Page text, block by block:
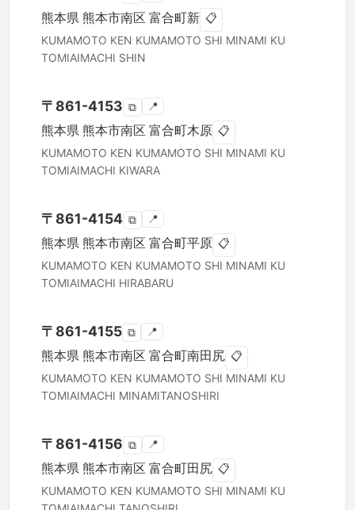
熊本県 熊本市南区 富合町新 📋
KUMAMOTO KEN KUMAMOTO SHI MINAMI KU
TOMIAIMACHI SHIN
〒 861-4153 ⧉ 📍
熊本県 熊本市南区 富合町木原 📋
KUMAMOTO KEN KUMAMOTO SHI MINAMI KU
TOMIAIMACHI KIWARA
〒 861-4154 ⧉ 📍
熊本県 熊本市南区 富合町平原 📋
KUMAMOTO KEN KUMAMOTO SHI MINAMI KU
TOMIAIMACHI HIRABARU
〒 861-4155 ⧉ 📍
熊本県 熊本市南区 富合町南田尻 📋
KUMAMOTO KEN KUMAMOTO SHI MINAMI KU
TOMIAIMACHI MINAMITANOSHIRI
〒 861-4156 ⧉ 📍
熊本県 熊本市南区 富合町田尻 📋
KUMAMOTO KEN KUMAMOTO SHI MINAMI KU